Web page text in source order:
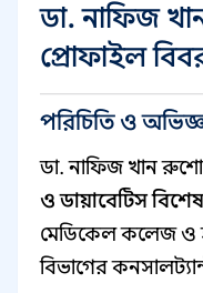
ডা. নাফিজ
প্রোফাইল
পরিচিতি ও
ডা. নাফিজ খান
ও ডায়াবেটিস
মেডিকেল কলেজ ও
বিভাগের